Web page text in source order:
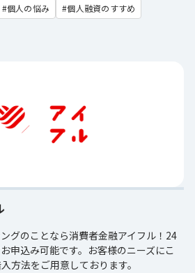
個人の悩み
個人融資のすすめ
グのことなら消費者金融アイフル！24
申込み可能です。お客様のニーズにこ
方法をご用意しております。